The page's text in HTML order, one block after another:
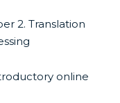
2. Translation
online